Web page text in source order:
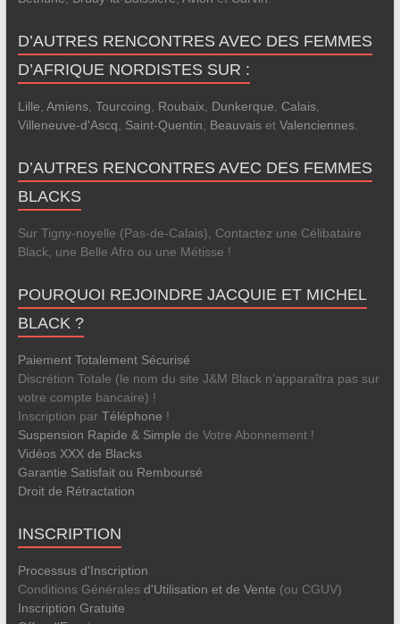
D’AUTRES RENCONTRES AVEC DES FEMMES
D’AFRIQUE NORDISTES SUR :
Lille, Amiens, Tourcoing, Roubaix, Dunkerque, Calais,
Villeneuve-d'Ascq, Saint-Quentin, Beauvaiset Valenciennes.
D’AUTRES RENCONTRES AVEC DES FEMMES
BLACKS
Sur Tigny-noyelle (Pas-de-Calais), Contactez une Célibataire
Black, une Belle Afro ou une Métisse !
POURQUOI REJOINDRE JACQUIE ET MICHEL
BLACK ?
Paiement Totalement Sécurisé
Discrétion Totale (le nom du site J&M Black n’apparaîtra pas sur
votre compte bancaire) !
Inscription par Téléphone !
Suspension Rapide & Simple de Votre Abonnement !
Vidéos XXX de Blacks
Garantie Satisfait ou Remboursé
Droit de Rétractation
INSCRIPTION
Processus d'Inscription
Conditions Générales d'Utilisation et de Vente (ou CGUV)
Inscription Gratuite